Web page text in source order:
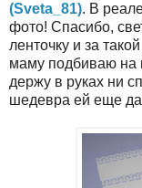
(Sveta_81). В
фото! Спасибо,
ленточку и за
маму подбиваю на
держу в руках ни
шедевра ей еще